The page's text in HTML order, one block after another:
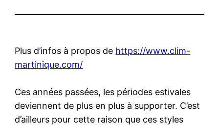
Plus d’infos à propos de https://www.clim-
martinique.com/
Ces années passées, les périodes estivales
deviennent de plus en plus à supporter. C’est
d’ailleurs pour cette raison que ces styles